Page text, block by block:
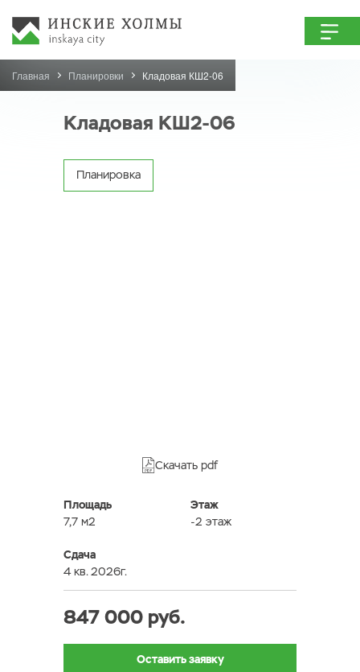
Главная Планировки Кладовая КШ2-06
Кладовая КШ2-06
Планировка
Скачать pdf
Площадь
7,7 м2
Этаж
-2 этаж
Сдача
4 кв. 2026г.
847 000 руб.
Оставить заявку